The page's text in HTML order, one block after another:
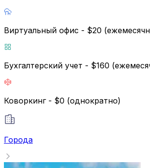
Виртуальный офис - $20
Бухгалтерский учет - $160
Коворкинг - $0 (однократно)
Города